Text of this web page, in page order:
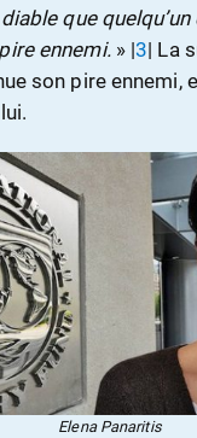
que quelqu’un
ennemi.» |3| La
son pire ennemi,
Elena Panaritis